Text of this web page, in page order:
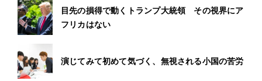
目先の損得で動くトランプ大統領 その視界にア
フリカはない
演じてみて初めて気づく、無視される小国の苦労